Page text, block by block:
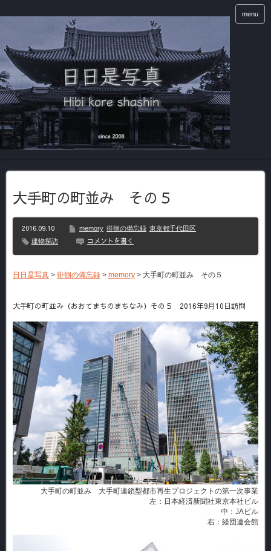
menu
大手町の町並み その５
2016.09.10 memory 徘徊の備忘録 東京都千代田区
建物探訪
コメントを書く
日日是写真 > 徘徊の備忘録 > memory > 大手町の町並み その５
大手町の町並み（おおてまちのまちなみ）その５ 2016年9月10日訪問
大手町の町並み 大手町連鎖型都市再生プロジェクトの第一次事業
左：日本経済新聞社東京本社ビル
中：JAビル
右：経団連会館